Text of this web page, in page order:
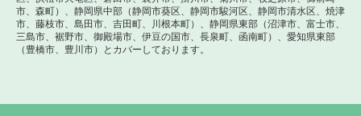
市、森町）、静岡県中部（静岡市葵区、静岡市駿河区、静岡市清水区、焼津
市、藤枝市、島田市、吉田町、川根本町）、静岡県東部（沼津市、富士市、
三島市、裾野市、御殿場市、伊豆の国市、長泉町、函南町）、愛知県東部
（豊橋市、豊川市）とカバーしております。